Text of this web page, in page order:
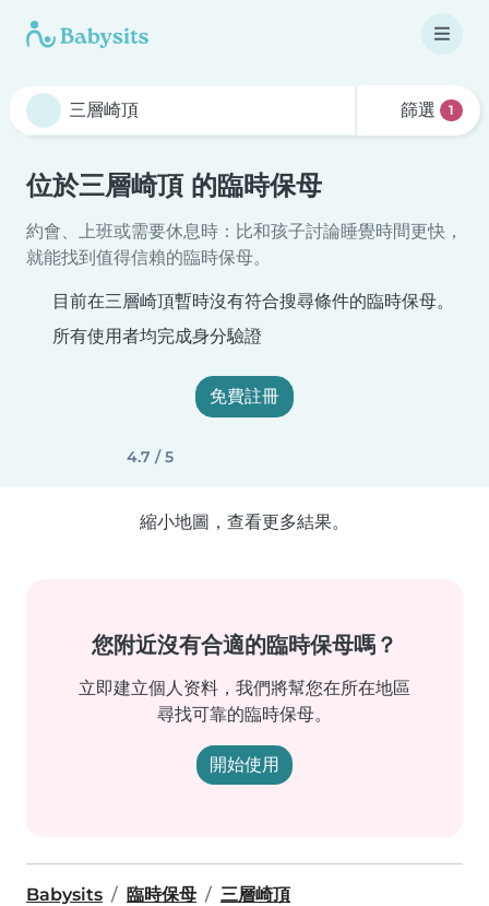
篩選 1
位於三層崎頂 的臨時保母
約會、上班或需要休息時：比和孩子討論睡覺時間更快，
就能找到值得信賴的臨時保母。
目前在三層崎頂暫時沒有符合搜尋條件的臨時保母。
所有使用者均完成身分驗證
免費註冊
4.7 / 5
縮小地圖，查看更多結果。
您附近沒有合適的臨時保母嗎？
立即建立個人资料，我們將幫您在所在地區
尋找可靠的臨時保母。
開始使用
Babysits 臨時保母 三層崎頂